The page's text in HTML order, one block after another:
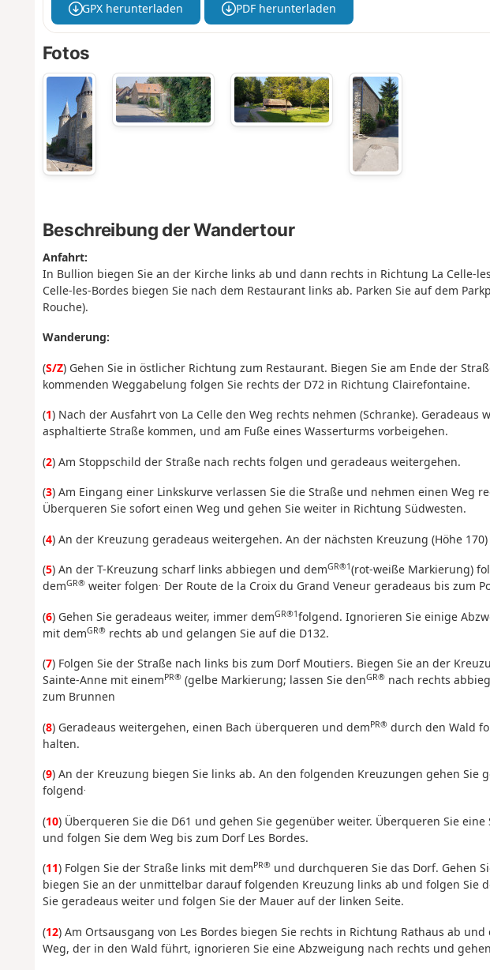
GPX herunterladen PDF herunterladen
Fotos
Beschreibung der Wandertour
Anfahrt:
In Bullion biegen Sie an der Kirche links ab und dann rechts in Richtung La Celle-
Celle-les-Bordes biegen Sie nach dem Restaurant links ab. Parken Sie auf dem
Rouche).
Wanderung:
(S/Z) Gehen Sie in östlicher Richtung zum Restaurant. Biegen Sie am Ende der
kommenden Weggabelung folgen Sie rechts der D72 in Richtung Clairefontaine.
(1) Nach der Ausfahrt von La Celle den Weg rechts nehmen (Schranke). Geradeaus
asphaltierte Straße kommen, und am Fuße eines Wasserturms vorbeigehen.
(2) Am Stoppschild der Straße nach rechts folgen und geradeaus weitergehen.
(3) Am Eingang einer Linkskurve verlassen Sie die Straße und nehmen einen Weg
Überqueren Sie sofort einen Weg und gehen Sie weiter in Richtung Südwesten.
(4) An der Kreuzung geradeaus weitergehen. An der nächsten Kreuzung (Höhe
(5) An der T-Kreuzung scharf links abbiegen und demGR®1(rot-weiße Markierung)
demGR®weiter folgen. Der Route de la Croix du Grand Veneur geradeaus bis zum
(6) Gehen Sie geradeaus weiter, immer demGR®1folgend. Ignorieren Sie einige
mit demGR®rechts ab und gelangen Sie auf die D132.
(7) Folgen Sie der Straße nach links bis zum Dorf Moutiers. Biegen Sie an der
Sainte-Anne mit einemPR®(gelbe Markierung; lassen Sie denGR®nach rechts
zum Brunnen
(8) Geradeaus weitergehen, einen Bach überqueren und demPR®durch den Wald
halten.
(9) An der Kreuzung biegen Sie links ab. An den folgenden Kreuzungen gehen Sie
folgend.
(10) Überqueren Sie die D61 und gehen Sie gegenüber weiter. Überqueren Sie
und folgen Sie dem Weg bis zum Dorf Les Bordes.
(11) Folgen Sie der Straße links mit demPR®und durchqueren Sie das Dorf. Gehen
biegen Sie an der unmittelbar darauf folgenden Kreuzung links ab und folgen Sie
Sie geradeaus weiter und folgen Sie der Mauer auf der linken Seite.
(12) Am Ortsausgang von Les Bordes biegen Sie rechts in Richtung Rathaus ab
Weg, der in den Wald führt, ignorieren Sie eine Abzweigung nach rechts und